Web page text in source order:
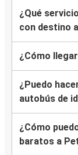
¿Qué
con destino
¿Cómo
¿Puedo
autobús de
¿Cómo
baratos a